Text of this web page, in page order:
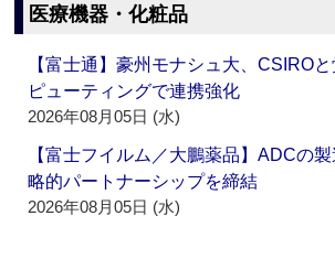
医療機器・化粧品
【富士通】豪州モナシュ大、CSIRO
ピューティングで連携強化
2026年08月05日 (水)
【富士フイルム／大鵬薬品】ADCの
略的パートナーシップを締結
2026年08月05日 (水)